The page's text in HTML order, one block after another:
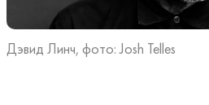
Дэвид Линч, фото: Josh Telles